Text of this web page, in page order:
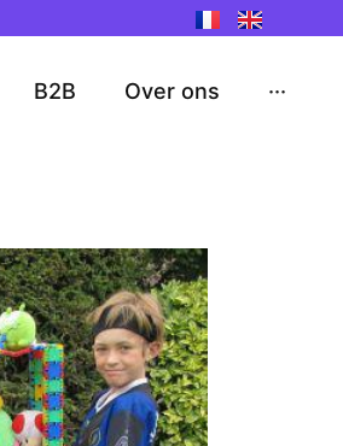
B2B Over ons ···